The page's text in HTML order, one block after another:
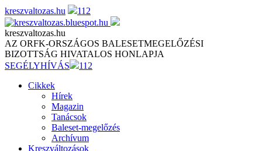
Skip
to
content
kreszvaltozas.hu 112
kreszvaltozas.hu
AZ ORFK-ORSZÁGOS BALESETMEGELŐZÉSI
BIZOTTSÁG HIVATALOS HONLAPJA
SEGÉLYHÍVÁS
112
Cikkek
Hírek
Magazin
Tanácsok
Baleset-megelőzés
Archívum
Kreszváltozások